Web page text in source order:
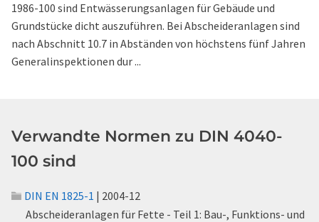
1986-100 sind Entwässerungsanlagen für Gebäude und
Grundstücke dicht auszuführen. Bei Abscheideranlagen sind
nach Abschnitt 10.7 in Abständen von höchstens fünf Jahren
Generalinspektionen dur ...
Verwandte Normen zu DIN 4040-
100 sind
DIN EN 1825-1 | 2004-12
Abscheideranlagen für Fette - Teil 1: Bau-, Funktions- und